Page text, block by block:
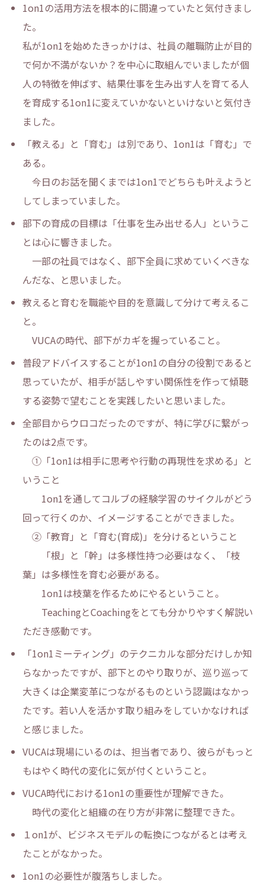
1on1の活用方法を根本的に間違っていたと気付きまし
た。
私が1on1を始めたきっかけは、社員の離職防止が目的
で何か不満がないか？を中心に取組んでいましたが個
人の特徴を伸ばす、結果仕事を生み出す人を育てる人
を育成する1on1に変えていかないといけないと気付き
ました。
「教える」と「育む」は別であり、1on1は「育む」で
ある。
今日のお話を聞くまでは1on1でどちらも叶えようと
してしまっていました。
部下の育成の目標は「仕事を生み出せる人」というこ
とは心に響きました。
一部の社員ではなく、部下全員に求めていくべきな
んだな、と思いました。
教えると育むを職能や目的を意識して分けて考えるこ
と。
VUCAの時代、部下がカギを握っていること。
普段アドバイスすることが1on1の自分の役割であると
思っていたが、相手が話しやすい関係性を作って傾聴
する姿勢で望むことを実践したいと思いました。
全部目からウロコだったのですが、特に学びに繋がっ
たのは2点です。
①「1on1は相手に思考や行動の再現性を求める」と
いうこと
1on1を通してコルブの経験学習のサイクルがどう
回って行くのか、イメージすることができました。
②「教育」と「育む(育成)」を分けるということ
「根」と「幹」は多様性持つ必要はなく、「枝
葉」は多様性を育む必要がある。
1on1は枝葉を作るためにやるということ。
TeachingとCoachingをとても分かりやすく解説い
ただき感動です。
「1on1ミーティング」のテクニカルな部分だけしか知
らなかったですが、部下とのやり取りが、巡り巡って
大きくは企業変革につながるものという認識はなかっ
たです。若い人を活かす取り組みをしていかなければ
と感じました。
VUCAは現場にいるのは、担当者であり、彼らがもっと
もはやく時代の変化に気が付くということ。
VUCA時代における1on1の重要性が理解できた。
時代の変化と組織の在り方が非常に整理できた。
１on1が、ビジネスモデルの転換につながるとは考え
たことがなかった。
1on1の必要性が腹落ちしました。